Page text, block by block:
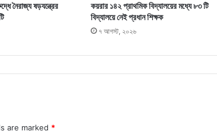
নৈরাজ্য ষড়যন্ত্রের
কয়রার ১৪২ প্রাথমিক বিদ্যালয়ের মধ্যে ৮৩ টি
বিদ্যালয়ে নেই প্রধান শিক্ষক
৭ আগস্ট, ২০২৬
are marked *